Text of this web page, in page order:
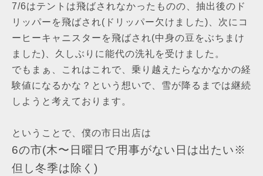
7/6はテントは飛ばされなかったものの、抽出後のド
リッパーを飛ばされ(ドリッパー欠けました)、次にコ
ーヒーキャニスターを飛ばされ(中身の豆をぶちまけ
ました)、久しぶりに能代の洗礼を受けました。
でもまぁ、これはこれで、乗り越えたらなかなかの経
験値になるかな？という想いで、雪が降るまでは継続
しようと考えております。
ということで、僕の市日出店は
6の市(木〜日曜日で用事がない日は出たい※
但し冬季は除く)